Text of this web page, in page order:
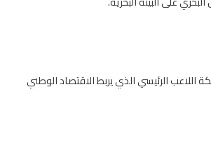
اللاعب الرئيسي الذي يربط الاقتصاد الوطني